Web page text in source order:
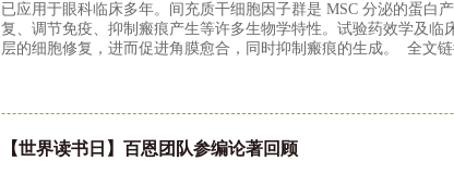
已应用于眼科临床多年。间充质干细胞因子群是 MSC 分泌的蛋白
复、调节免疫、抑制瘢痕产生等许多生物学特性。试验药效学及
层的细胞修复，进而促进角膜愈合，同时抑制瘢痕的生成。 全文链
【世界读书日】百恩团队参编论著回顾